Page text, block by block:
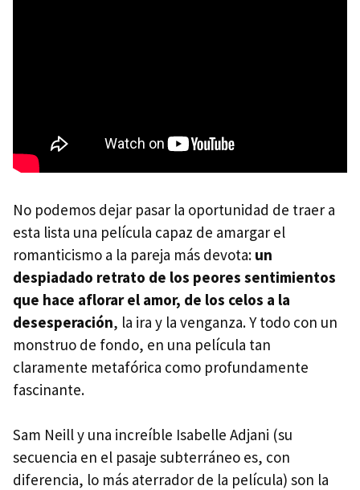
No podemos dejar pasar la oportunidad de traer a
esta lista una película capaz de amargar el
romanticismo a la pareja más devota: un
despiadado retrato de los peores sentimientos
que hace aflorar el amor, de los celos a la
desesperación, la ira y la venganza. Y todo con un
monstruo de fondo, en una película tan
claramente metafórica como profundamente
fascinante.
Sam Neill y una increíble Isabelle Adjani (su
secuencia en el pasaje subterráneo es, con
diferencia, lo más aterrador de la película) son la